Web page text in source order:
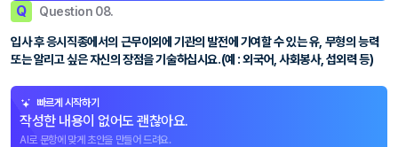
Q Question 08.
입사 후 응시직종에서의 근무이외에 기관의 발전에 기여할 수 있는 유, 무형의 능력
또는 알리고 싶은 자신의 장점을 기술하십시요.(예 : 외국어, 사회봉사, 섭외력 등)
빠르게 시작하기
작성한 내용이 없어도 괜찮아요.
AI로 문항에 맞게 초안을 만들어 드려요.